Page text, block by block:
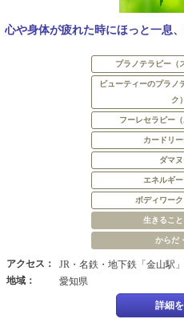
心や身体が疲れた時にほっと一息
プラノテラピー（
ビューティーのプラノ
ク）
フーレセラピー（
カードリ
ダマ
エネルギ
ボディワーク
生きるこ
からだ
アクセス：
JR・名鉄・地下鉄「金山駅
地域：
愛知県
詳細